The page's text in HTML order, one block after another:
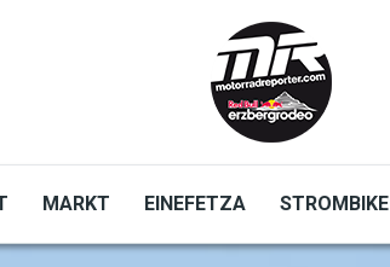
MARKT EINEFETZA STROMBIKE